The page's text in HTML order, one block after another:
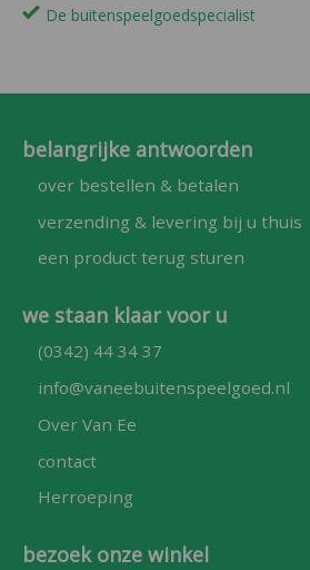
De buitenspeelgoedspecialist
belangrijke antwoorden
over bestellen & betalen
verzending & levering bij u thuis
een product terug sturen
we staan klaar voor u
(0342) 44 34 37
info@vaneebuitenspeelgoed.nl
Over Van Ee
contact
Herroeping
bezoek onze winkel